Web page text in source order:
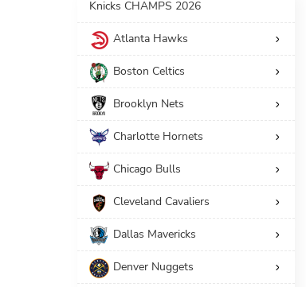
Knicks CHAMPS 2026
Atlanta Hawks
Boston Celtics
Brooklyn Nets
Charlotte Hornets
Chicago Bulls
Cleveland Cavaliers
Dallas Mavericks
Denver Nuggets
Фильтр товаров
Цена
3 402 р.
Категория
Аксессуары 138
Американский размер
Производители